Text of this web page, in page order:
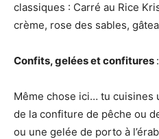
classiques : Carré au Rice
crème, rose des sables,
Confits, gelées et confitures :
Même chose ici… tu cuisines
de la confiture de pêche ou
ou une gelée de porto à